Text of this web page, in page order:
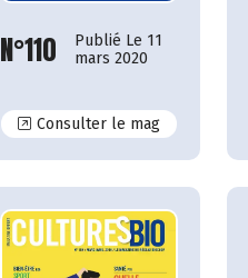
N°110
Publié Le 11
mars 2020
Consulter le magN°110